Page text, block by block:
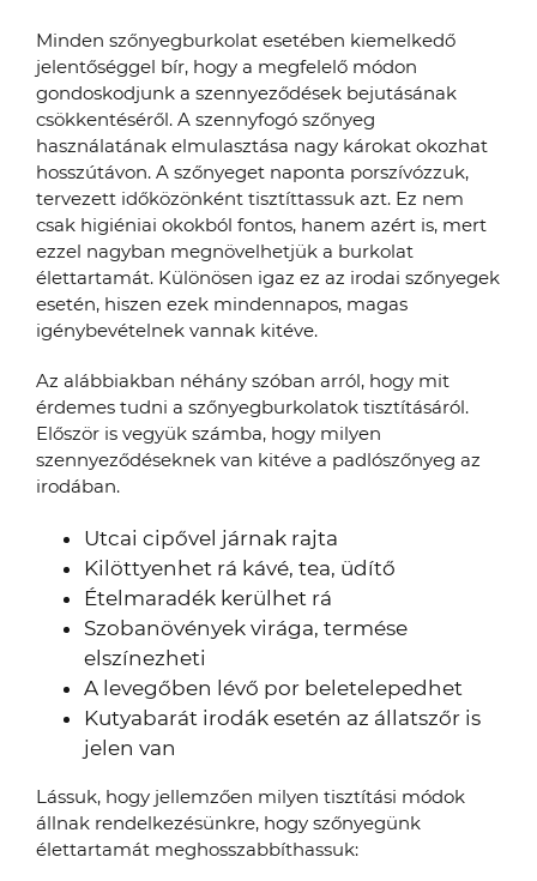
Minden szőnyegburkolat esetében kiemelkedő
jelentőséggel bír, hogy a megfelelő módon
gondoskodjunk a szennyeződések bejutásának
csökkentéséről. A szennyfogó szőnyeg
használatának elmulasztása nagy károkat okozhat
hosszútávon. A szőnyeget naponta porszívózzuk,
tervezett időközönként tisztíttassuk azt. Ez nem
csak higiéniai okokból fontos, hanem azért is, mert
ezzel nagyban megnövelhetjük a burkolat
élettartamát. Különösen igaz ez az irodai szőnyegek
esetén, hiszen ezek mindennapos, magas
igénybevételnek vannak kitéve.
Az alábbiakban néhány szóban arról, hogy mit
érdemes tudni a szőnyegburkolatok tisztításáról.
Először is vegyük számba, hogy milyen
szennyeződéseknek van kitéve a padlószőnyeg az
irodában.
Utcai cipővel járnak rajta
Kilöttyenhet rá kávé, tea, üdítő
Ételmaradék kerülhet rá
Szobanövények virága, termése
elszínezheti
A levegőben lévő por beletelepedhet
Kutyabarát irodák esetén az állatszőr is
jelen van
Lássuk, hogy jellemzően milyen tisztítási módok
állnak rendelkezésünkre, hogy szőnyegünk
élettartamát meghosszabbíthassuk: